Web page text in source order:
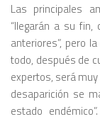
Las principales
“llegarán a su
anteriores”, pero
todo, después de
expertos, será
desaparición se
estado